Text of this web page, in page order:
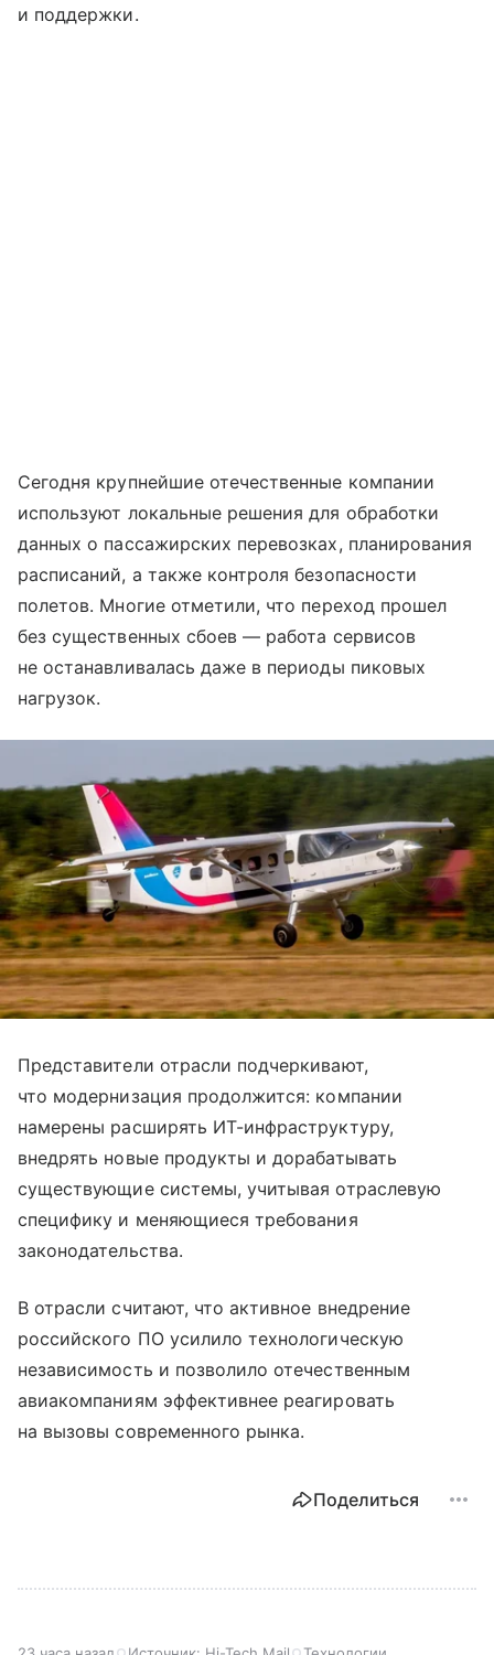
и поддержки.
Сегодня крупнейшие отечественные компании
используют локальные решения для обработки
данных о пассажирских перевозках, планирования
расписаний, а также контроля безопасности
полетов. Многие отметили, что переход прошел
без существенных сбоев — работа сервисов
не останавливалась даже в периоды пиковых
нагрузок.
Представители отрасли подчеркивают,
что модернизация продолжится: компании
намерены расширять ИТ-инфраструктуру,
внедрять новые продукты и дорабатывать
существующие системы, учитывая отраслевую
специфику и меняющиеся требования
законодательства.
В отрасли считают, что активное внедрение
российского ПО усилило технологическую
независимость и позволило отечественным
авиакомпаниям эффективнее реагировать
на вызовы современного рынка.
Поделиться